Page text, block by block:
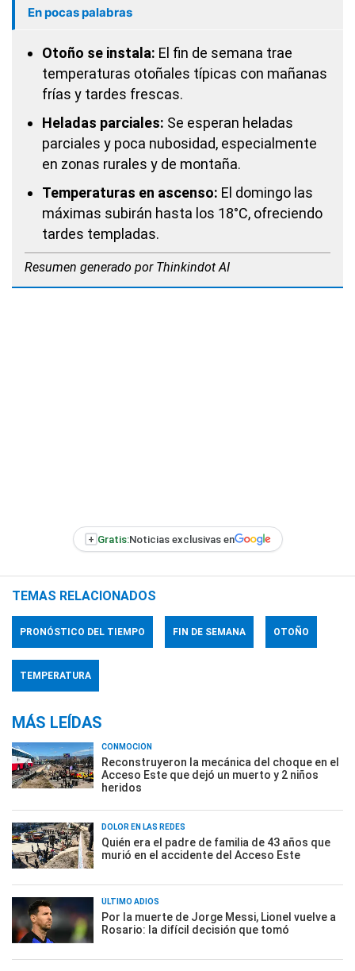
En pocas palabras
Otoño se instala: El fin de semana trae
temperaturas otoñales típicas con mañanas
frías y tardes frescas.
Heladas parciales: Se esperan heladas
parciales y poca nubosidad, especialmente
en zonas rurales y de montaña.
Temperaturas en ascenso: El domingo las
máximas subirán hasta los 18°C, ofreciendo
tardes templadas.
Resumen generado por Thinkindot AI
+ Gratis:Noticias exclusivas en
TEMAS RELACIONADOS
PRONÓSTICO DEL TIEMPO FIN DE SEMANA OTOÑO
TEMPERATURA
MÁS LEÍDAS
CONMOCIÓN
Reconstruyeron la mecánica del choque en el
Acceso Este que dejó un muerto y 2 niños
heridos
DOLOR EN LAS REDES
Quién era el padre de familia de 43 años que
murió en el accidente del Acceso Este
ÚLTIMO ADIÓS
Por la muerte de Jorge Messi, Lionel vuelve a
Rosario: la difícil decisión que tomó